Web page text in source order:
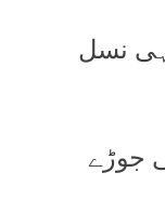
نسل
جوڑے